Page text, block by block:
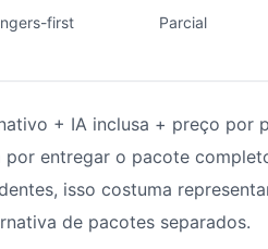
first Parcial
+ IA inclusa + preço por
por entregar o pacote
isso costuma
de pacotes separados.